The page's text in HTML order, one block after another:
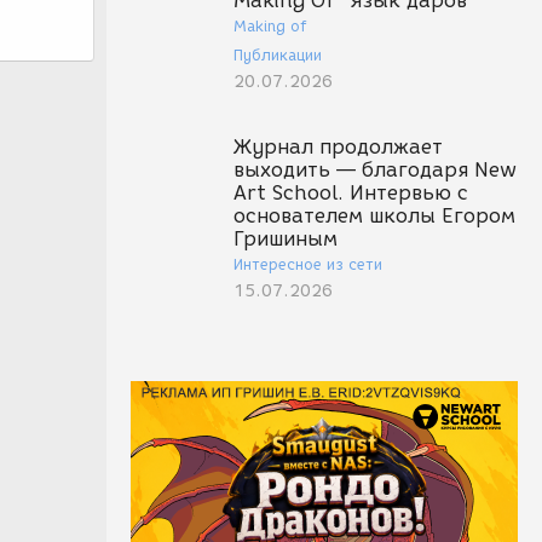
Making of
Публикации
20.07.2026
Журнал продолжает
выходить — благодаря New
Art School. Интервью с
основателем школы Егором
Гришиным
Интересное из сети
15.07.2026